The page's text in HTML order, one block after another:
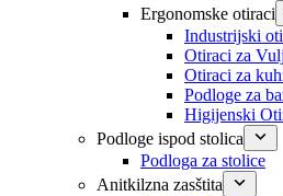
Ergonomske otiraci
Industrijski
Otiraci za
Otiraci za
Podloge za
Higijenski
Podloge ispod stolica
Podloga za stolice
Anitkilzna zasštita